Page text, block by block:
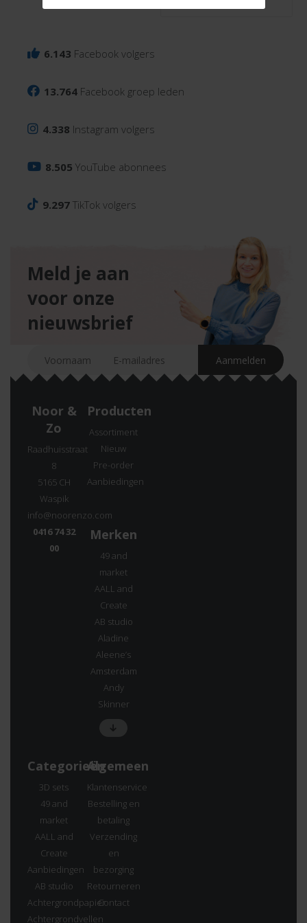
6.143 Facebook volgers
13.764 Facebook groep leden
4.338 Instagram volgers
8.505 YouTube abonnees
9.297 TikTok volgers
Meld je aan
voor onze
nieuwsbrief
Noor &
Zo
Raadhuisstraat
8
5165 CH
Waspik
info@noorenzo.com
0416 74 32
00
Producten
Assortiment
Nieuw
Pre-order
Aanbiedingen
Merken
49 and
market
AALL and
Create
AB studio
Aladine
Aleene’s
Amsterdam
Andy
Skinner
Categorieën
3D sets
49 and
market
AALL and
Create
Aanbiedingen
AB studio
Achtergrondpapier
Achtergrondvellen
Algemeen
Klantenservice
Bestelling en
betaling
Verzending
en
bezorging
Retourneren
Contact